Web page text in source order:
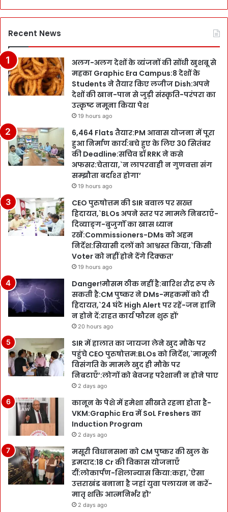
Recent News
अलग-अलग देशों के व्यंजनों की सोंधी खुशबू से
महका Graphic Era Campus:8 देशों के
Students ने तैयार किए लजीज Dish:अपने
देशों की खान-पान से जुड़ी संस्कृति-परंपरा का
उत्कृष्ट नमूना किया पेश
19 hours ago
6,464 Flats तैयार:PM आवास योजना में पूरा
हुआ निर्माण कार्य:बचे हुए के लिए 30 सितंबर
की Deadline:सचिव डॉ RRK ने कसे
अफसर:चेताया,`न लापरवाही न गुणवत्ता संग
सम्झौता बर्दाश्त होगा’
19 hours ago
CEO पुरुषोत्तम की SIR बवाल पर सख्त
हिदायत,`BLOs अपने स्तर पर मामले निबटाएँ-
दिव्याङ्ग-बुजुर्गों का खास ध्यान
रखें:Commissioners-DMs को अहम
निर्देश:सियासी दलों को आश्वस्त किया,`किसी
Voter को नहीं होने देंगे दिक्कत’
19 hours ago
Danger!मौसम ठीक नहीं है:बारिश रौद्र रूप ले
सकती है:CM पुष्कर ने DMs-महकमों को दी
हिदायत,`24 घंटे High Alert पर रहें-जन हानि
न होने दें:राहत कार्य फौरन शुरू हों’
20 hours ago
SIR में हालात का जायजा लेने खुद मौके पर
पहुंचे CEO पुरुषोत्तम:BLOs को निर्देश,`मामूली
विसंगति के मामले खुद ही मौके पर
निबटाएँ’:लोगों को बेवजह परेशानी न होने पाए
2 days ago
कानून के पेशे में हमेशा सीखते रहना होता है-
VKM:Graphic Era में SoL Freshers का
Induction Program
2 days ago
मसूरी विधानसभा को CM पुष्कर की खुल के
इमदाद:18 Cr की विकास योजनाएँ
दीं:लोकार्पण-शिलान्यास किया:कहा,`ऐसा
उत्तराखंड बनाना है जहां युवा पलायन न करें-
मातृ शक्ति आत्मनिर्भर हो’
2 days ago